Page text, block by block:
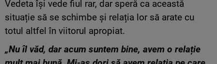
Vedeta își vede fiul rar, dar speră ca această
situație să se schimbe și relația lor să arate cu
totul altfel în viitorul apropiat.
„Nu îl văd, dar acum suntem bine, avem o relație